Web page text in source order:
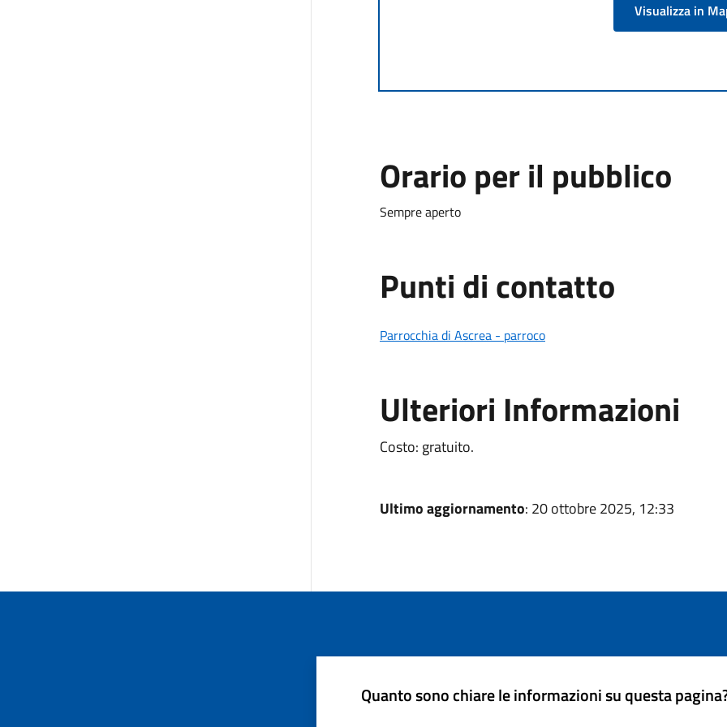
Visualizza in
Orario per il pubblico
Sempre aperto
Punti di contatto
Parrocchia di Ascrea - parroco
Ulteriori Informazioni
Costo: gratuito.
Ultimo aggiornamento: 20 ottobre 2025, 12:33
Quanto sono chiare le informazioni su questa